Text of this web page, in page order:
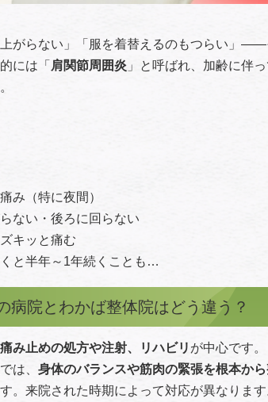
上がらない」「服を着替えるのもつらい」
には「 肩関節周囲炎 」と呼ばれ、加齢に伴
み（特に夜間）
ない・後ろに回らない
キッと痛む
と半年～1年続くことも…
病院とわかば整体院はどう違う？
痛み止めの処方や注射、リハビリ が中心です。
は、 身体のバランスや筋肉の緊張を根本か
。来院された時期によって対応が異なりま